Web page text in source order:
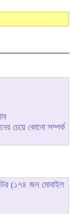
চেয়ে কোনো সম্পর্ক
(১৭৪ জন মোবাইল